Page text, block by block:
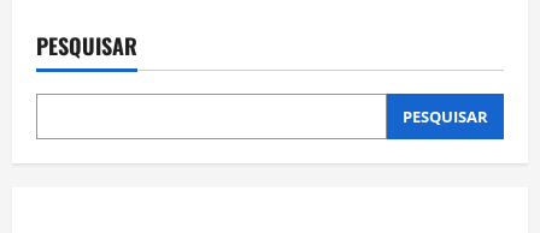
se
uma
maiores
de
PESQUISAR
PESQUISAR